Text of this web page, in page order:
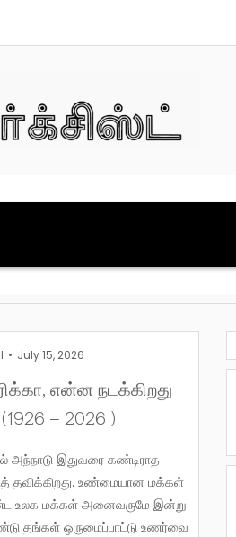
July 15, 2026
என்ன நடக்கிறது
(1926 – 2026 )
தவிக்கிறது. உண்மையான மக்கள்
உலக மக்கள் அனைவருமே இன்று
தங்கள் ஒருமைப்பாட்டு உணர்வை